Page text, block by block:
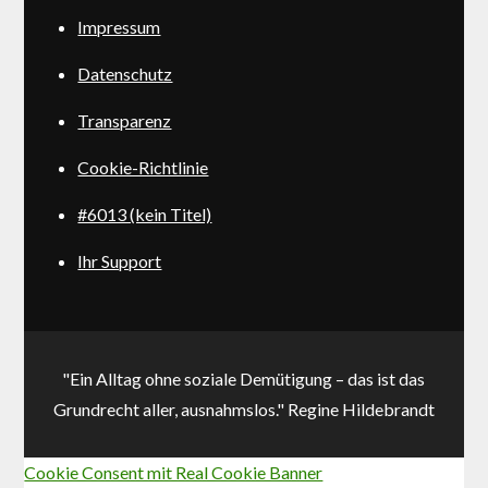
Impressum
Datenschutz
Transparenz
Cookie-Richtlinie
#6013 (kein Titel)
Ihr Support
"Ein Alltag ohne soziale Demütigung – das ist das
Grundrecht aller, ausnahmslos." Regine Hildebrandt
Cookie Consent mit Real Cookie Banner